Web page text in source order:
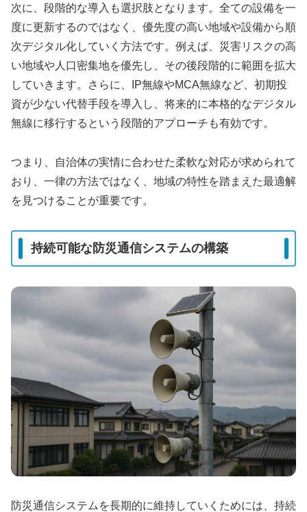
次に、段階的な導入も選択肢となります。全ての設備を一
度に更新するのではなく、優先度の高い地域や設備から順
次デジタル化していく方法です。例えば、災害リスクの高
い地域や人口密集地を優先し、その後段階的に範囲を拡大
していきます。さらに、IP無線やMCA無線など、初期投
資が少ない代替手段を導入し、将来的に本格的なデジタル
無線に移行するという段階的アプローチも有効です。
つまり、自治体の実情に合わせた柔軟な対応が求められて
おり、一律の方法ではなく、地域の特性を踏まえた最適解
を見つけることが重要です。
持続可能な防災通信システムの構築
防災通信システムを長期的に維持していくためには、持続